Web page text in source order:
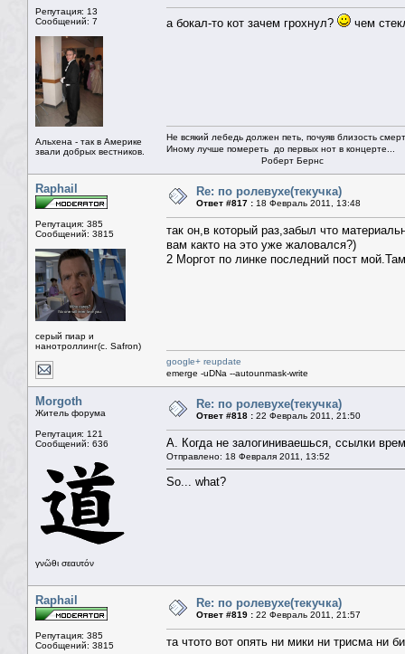
Репутация: 13
Сообщений: 7
Альхена - так в Америке
звали добрых вестников.
а бокал-то кот зачем грохнул? чем
Не всякий лебедь должен петь, почуяв близость
Иному лучше помереть до первых нот в концерте...
Роберт Бернс
Raphail
Репутация: 385
Сообщений: 3815
серый пиар и
нанотроллинг(с. Safron)
Re: по ролевухе(текучка)
Ответ #817 : 18 Февраль 2011, 13:48
так он,в который раз,забыл что
вам както на это уже жаловался?)
2 Моргот по линке последний пост
google+ reupdate
emerge -uDNa --autounmask-write
Morgoth
Житель форума
Репутация: 121
Сообщений: 636
γνῶθι σεαυτόν
Re: по ролевухе(текучка)
Ответ #818 : 22 Февраль 2011, 21:50
А. Когда не залогиниваешься, ссылки
Отправлено: 18 Февраля 2011, 13:52
So... what?
Raphail
Репутация: 385
Сообщений: 3815
Re: по ролевухе(текучка)
Ответ #819 : 22 Февраль 2011, 21:57
та чтото вот опять ни мики ни трисма ни